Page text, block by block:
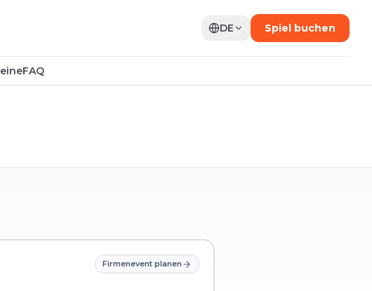
DE Spiel buchen
FAQ
Firmenevent planen